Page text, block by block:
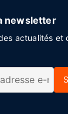
newsletter
actualités et